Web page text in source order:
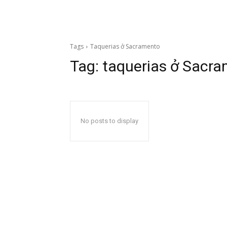
Tags Taquerias ở Sacramento
Tag: taquerias ở
No posts to display